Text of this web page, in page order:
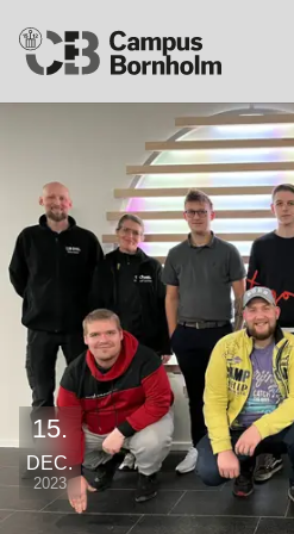
Campus
Bornholm
15.
DEC.
2023